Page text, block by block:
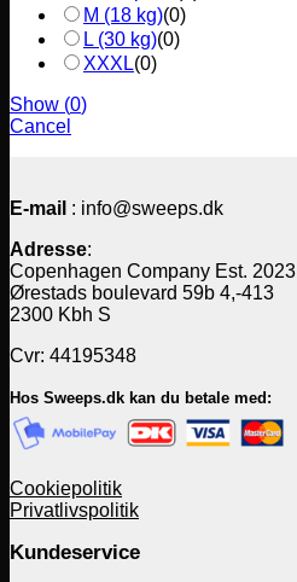
M (18 kg)(0)
L (30 kg)(0)
XXXL(0)
Show (0)
Cancel
E-mail : info@sweeps.dk
Adresse:
Copenhagen Company Est. 2023
Ørestads boulevard 59b 4,-413
2300 Kbh S
Cvr: 44195348
Hos Sweeps.dk kan du betale med:
Cookiepolitik
Privatlivspolitik
Kundeservice